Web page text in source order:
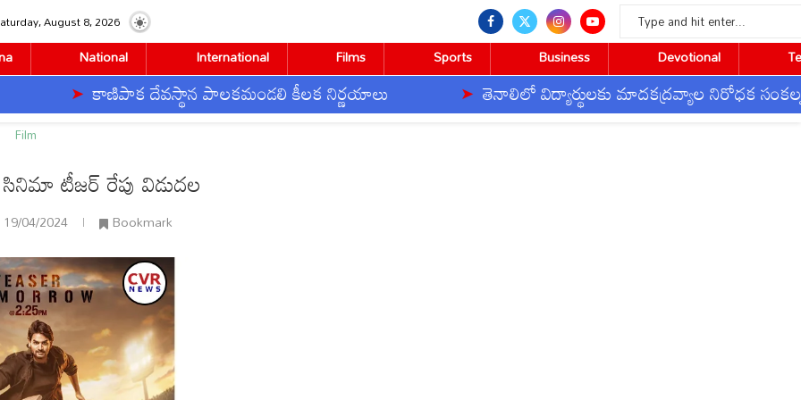
August 8, 2026
National International Films Sports Business Devotional
కాణిపాక దేవస్థాన పాలకమండలి కీలక నిర్ణయాలు తెనాలిలో విద్యార్థులకు మాదకద్రవ్యాల నిరోధక సంకల్పం
Film
టీజర్ రేపు విడుదల
19/04/2024 Bookmark